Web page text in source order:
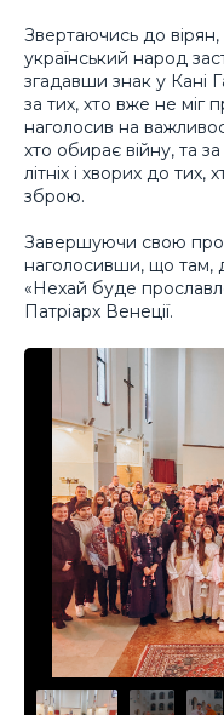
Звертаючись до вірян,
український народ
згадавши знак у Кані
за тих, хто вже не міг
наголосив на
хто обирає війну, та
літніх і хворих до
зброю.
Завершуючи свою
наголосивши, що там,
«Нехай буде
Патріарх Венеції.